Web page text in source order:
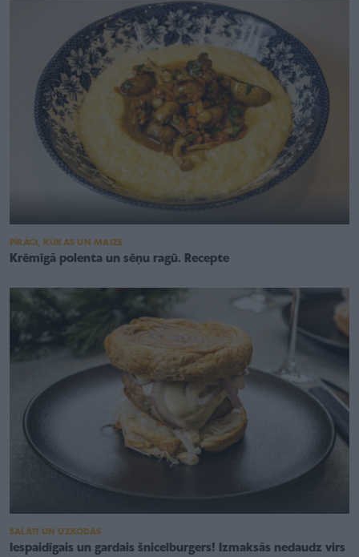
PĪRĀGI, KŪKAS UN MAIZE
Krēmīgā polenta un sēņu ragū. Recepte
SALĀTI UN UZKODAS
Iespaidīgais un gardais šnicelburgers! Izmaksās nedaudz virs